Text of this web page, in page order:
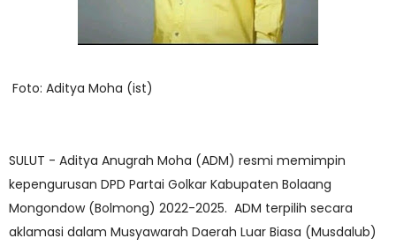
Foto: Aditya Moha (ist)
SULUT - Aditya Anugrah Moha (ADM) resmi memimpin
kepengurusan DPD Partai Golkar Kabupaten Bolaang
Mongondow (Bolmong) 2022-2025. ADM terpilih secara
aklamasi dalam Musyawarah Daerah Luar Biasa (Musdalub)